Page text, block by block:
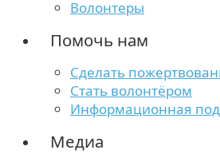
Волонтеры
Помочь нам
Сделать
Стать волонтёром
Информационная
Медиа